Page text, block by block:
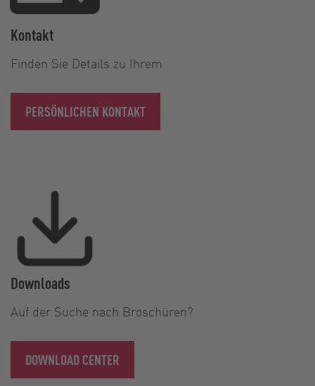
Kontakt
Finden Sie Details zu Ihrem
PERSÖNLICHEN KONTAKT
Downloads
Auf der Suche nach Broschüren?
DOWNLOAD CENTER